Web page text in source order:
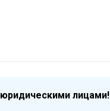
юридическими лицами!